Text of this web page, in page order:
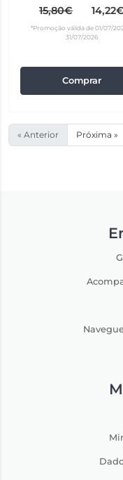
Unidades
15,80€ 14,22€
*Promoção válida de 01/07/
31/07/2026
Comprar
« Anterior Próxima »